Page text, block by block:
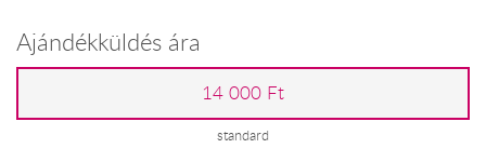
Ajándékküldés ára
14 000 Ft
standard